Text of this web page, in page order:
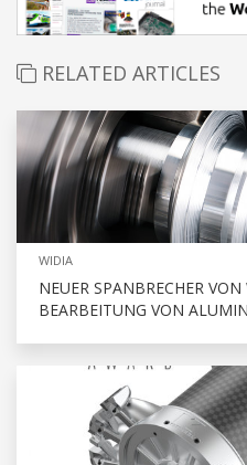
RELATED ARTICLES
WIDIA
NEUER SPANBRECHER
BEARBEITUNG VON